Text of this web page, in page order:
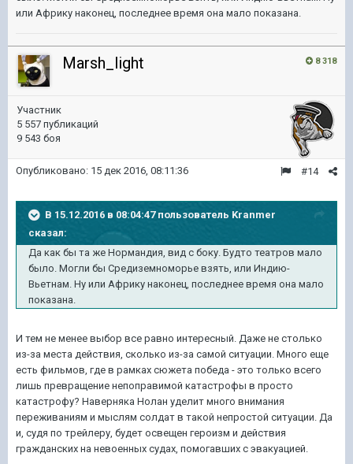
или Африку наконец, последнее время она мало показана.
8 318
Marsh_light
Участник
5 557 публикаций
9 543 боя
#14
Опубликовано: 15 дек 2016, 08:11:36
В 15.12.2016 в 08:04:47 пользователь Kranmer
сказал:
Да как бы та же Нормандия, вид с боку. Будто театров мало
было. Могли бы Средиземноморье взять, или Индию-
Вьетнам. Ну или Африку наконец, последнее время она мало
показана.
И тем не менее выбор все равно интересный. Даже не столько
из-за места действия, сколько из-за самой ситуации. Много еще
есть фильмов, где в рамках сюжета победа - это только всего
лишь превращение непоправимой катастрофы в просто
катастрофу? Наверняка Нолан уделит много внимания
переживаниям и мыслям солдат в такой непростой ситуации. Да
и, судя по трейлеру, будет освещен героизм и действия
гражданских на невоенных судах, помогавших с эвакуацией.